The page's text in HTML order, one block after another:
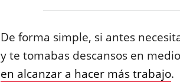
De forma simple, si antes
y te tomabas descansos en
en alcanzar a hacer más trabajo.